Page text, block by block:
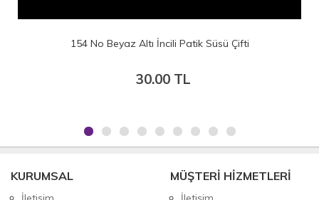
154 No Beyaz Altı İncili Patik Süsü Çifti
30.00 TL
KURUMSAL MÜŞTERİ HİZMETLERİ